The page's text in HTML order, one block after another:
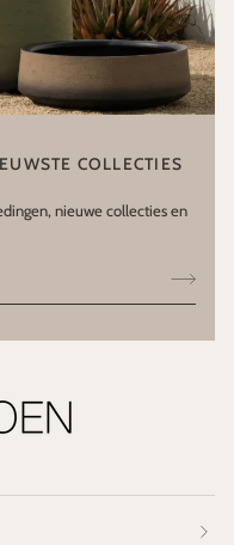
COLLECTIES
nieuwe collecties en